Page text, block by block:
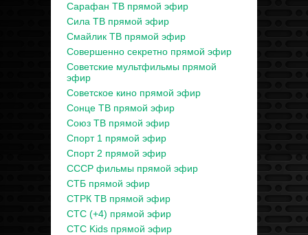
Сарафан ТВ прямой эфир
Сила ТВ прямой эфир
Смайлик ТВ прямой эфир
Совершенно секретно прямой эфир
Советские мультфильмы прямой
эфир
Советское кино прямой эфир
Сонце ТВ прямой эфир
Союз ТВ прямой эфир
Спорт 1 прямой эфир
Спорт 2 прямой эфир
СССР фильмы прямой эфир
СТБ прямой эфир
СТРК ТВ прямой эфир
СТС (+4) прямой эфир
СТС Kids прямой эфир